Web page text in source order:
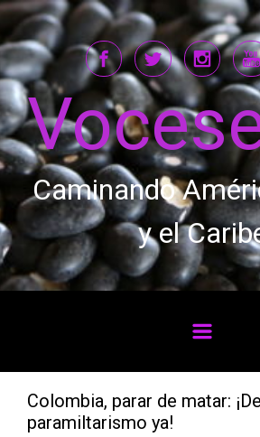
Saltar al contenido principal
Caminando
y el
Colombia, parar de matar:
paramiltarismo ya!